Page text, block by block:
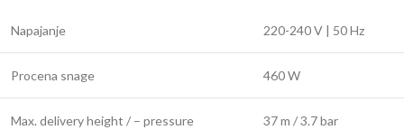
Napajanje 220-240 V | 50 Hz
Procena snage 460 W
Max. delivery height / – pressure 37 m / 3.7 bar